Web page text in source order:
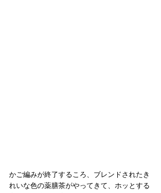
かご編みが終了するころ、ブレンドされたき
れいな色の薬膳茶がやってきて、ホッとする